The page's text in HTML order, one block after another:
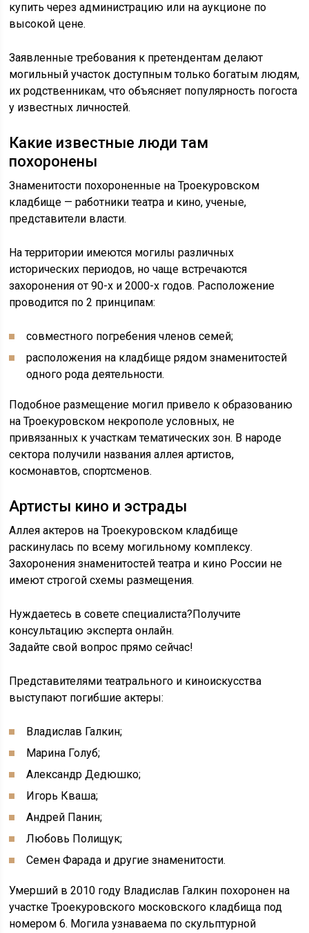
купить через администрацию или на аукционе по
высокой цене.
Заявленные требования к претендентам делают
могильный участок доступным только богатым людям,
их родственникам, что объясняет популярность погоста
у известных личностей.
Какие известные люди там
похоронены
Знаменитости похороненные на Троекуровском
кладбище — работники театра и кино, ученые,
представители власти.
На территории имеются могилы различных
исторических периодов, но чаще встречаются
захоронения от 90-х и 2000-х годов. Расположение
проводится по 2 принципам:
совместного погребения членов семей;
расположения на кладбище рядом знаменитостей
одного рода деятельности.
Подобное размещение могил привело к образованию
на Троекуровском некрополе условных, не
привязанных к участкам тематических зон. В народе
сектора получили названия аллея артистов,
космонавтов, спортсменов.
Артисты кино и эстрады
Аллея актеров на Троекуровском кладбище
раскинулась по всему могильному комплексу.
Захоронения знаменитостей театра и кино России не
имеют строгой схемы размещения.
Нуждаетесь в совете специалиста?Получите
консультацию эксперта онлайн.
Задайте свой вопрос прямо сейчас!
Представителями театрального и киноискусства
выступают погибшие актеры:
Владислав Галкин;
Марина Голуб;
Александр Дедюшко;
Игорь Кваша;
Андрей Панин;
Любовь Полищук;
Семен Фарада и другие знаменитости.
Умерший в 2010 году Владислав Галкин похоронен на
участке Троекуровского московского кладбища под
номером 6. Могила узнаваема по скульптурной